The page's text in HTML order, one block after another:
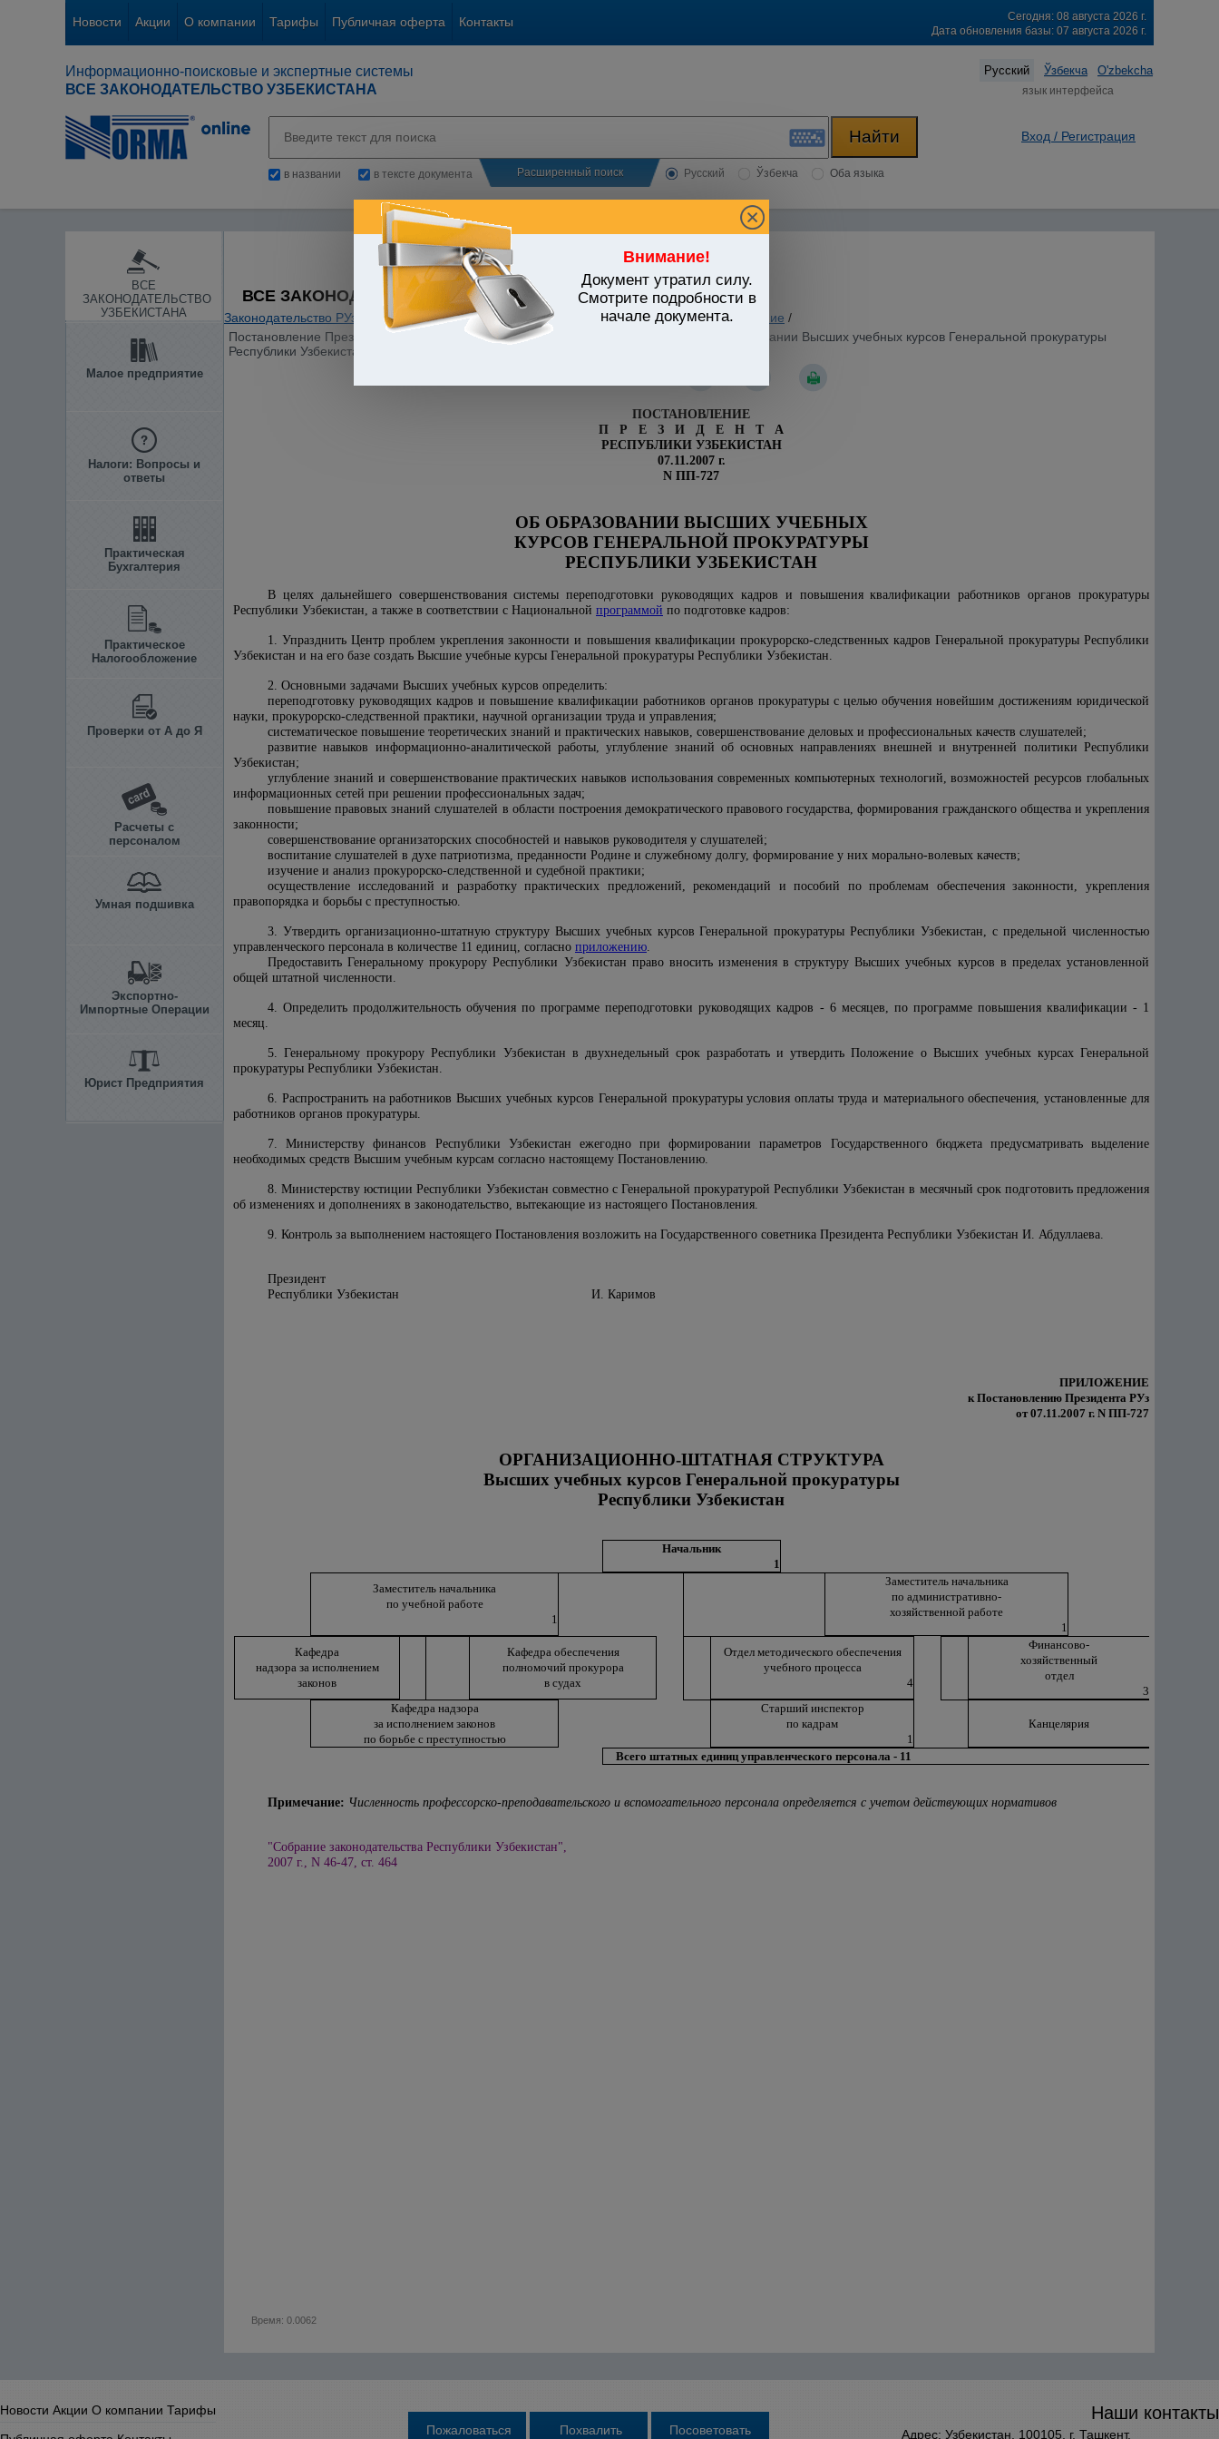
Новости Акции О компании Тарифы Публичная оферта Контакты
Сегодня: 08 августа 2026 г.
Дата обновления базы: 07 августа 2026 г.
Информационно-поисковые и экспертные системы
ВСЕ ЗАКОНОДАТЕЛЬСТВО УЗБЕКИСТАНА
Русский Ўзбекча O'zbekcha
язык интерфейса
в названии в тексте документа Расширенный поиск Русский Ўзбекча Оба языка
Вход / Регистрация
ВСЕ
ЗАКОНОДАТЕЛЬСТВО
УЗБЕКИСТАНА
Малое предприятие
Налоги: Вопросы и
ответы
Практическая
Бухгалтерия
Практическое
Налогообложение
Проверки от А до Я
Расчеты с
персоналом
Умная подшивка
Экспортно-
Импортные Операции
Юрист Предприятия
Внимание!
Документ утратил силу.
Смотрите подробности в
начале документа.
ВСЕ ЗАКОНОДАТЕЛЬСТВО УЗБЕКИСТАНА
Законодательство РУз Образование. Наука. Культура / Утратившие силу акты / Образование /
Постановление Президента Республики Узбекистан от 07.11.2007 г. N ПП-727 "Об образовании Высших учебных курсов Генеральной прокуратуры
Республики Узбекистан"
ПОСТАНОВЛЕНИЕ
П Р Е З И Д Е Н Т А
РЕСПУБЛИКИ УЗБЕКИСТАН
07.11.2007 г.
N ПП-727
ОБ ОБРАЗОВАНИИ ВЫСШИХ УЧЕБНЫХ
КУРСОВ ГЕНЕРАЛЬНОЙ ПРОКУРАТУРЫ
РЕСПУБЛИКИ УЗБЕКИСТАН
В целях дальнейшего совершенствования системы переподготовки руководящих кадров и повышения квалификации работников органов прокуратуры
Республики Узбекистан, а также в соответствии с Национальной программой по подготовке кадров:
1. Упразднить Центр проблем укрепления законности и повышения квалификации прокурорско-следственных кадров Генеральной прокуратуры Республики
Узбекистан и на его базе создать Высшие учебные курсы Генеральной прокуратуры Республики Узбекистан.
2. Основными задачами Высших учебных курсов определить:
переподготовку руководящих кадров и повышение квалификации работников органов прокуратуры с целью обучения новейшим достижениям юридической
науки, прокурорско-следственной практики, научной организации труда и управления;
систематическое повышение теоретических знаний и практических навыков, совершенствование деловых и профессиональных качеств слушателей;
развитие навыков информационно-аналитической работы, углубление знаний об основных направлениях внешней и внутренней политики Республики
Узбекистан;
углубление знаний и совершенствование практических навыков использования современных компьютерных технологий, возможностей ресурсов глобальных
информационных сетей при решении профессиональных задач;
повышение правовых знаний слушателей в области построения демократического правового государства, формирования гражданского общества и укрепления
законности;
совершенствование организаторских способностей и навыков руководителя у слушателей;
воспитание слушателей в духе патриотизма, преданности Родине и служебному долгу, формирование у них морально-волевых качеств;
изучение и анализ прокурорско-следственной и судебной практики;
осуществление исследований и разработку практических предложений, рекомендаций и пособий по проблемам обеспечения законности, укрепления
правопорядка и борьбы с преступностью.
3. Утвердить организационно-штатную структуру Высших учебных курсов Генеральной прокуратуры Республики Узбекистан, с предельной численностью
управленческого персонала в количестве 11 единиц, согласно приложению.
Предоставить Генеральному прокурору Республики Узбекистан право вносить изменения в структуру Высших учебных курсов в пределах установленной
общей штатной численности.
4. Определить продолжительность обучения по программе переподготовки руководящих кадров - 6 месяцев, по программе повышения квалификации - 1
месяц.
5. Генеральному прокурору Республики Узбекистан в двухнедельный срок разработать и утвердить Положение о Высших учебных курсах Генеральной
прокуратуры Республики Узбекистан.
6. Распространить на работников Высших учебных курсов Генеральной прокуратуры условия оплаты труда и материального обеспечения, установленные для
работников органов прокуратуры.
7. Министерству финансов Республики Узбекистан ежегодно при формировании параметров Государственного бюджета предусматривать выделение
необходимых средств Высшим учебным курсам согласно настоящему Постановлению.
8. Министерству юстиции Республики Узбекистан совместно с Генеральной прокуратурой Республики Узбекистан в месячный срок подготовить предложения
об изменениях и дополнениях в законодательство, вытекающие из настоящего Постановления.
9. Контроль за выполнением настоящего Постановления возложить на Государственного советника Президента Республики Узбекистан И. Абдуллаева.
Президент
Республики Узбекистан И. Каримов
ПРИЛОЖЕНИЕ
к Постановлению Президента РУз
от 07.11.2007 г. N ПП-727
ОРГАНИЗАЦИОННО-ШТАТНАЯ СТРУКТУРА
Высших учебных курсов Генеральной прокуратуры
Республики Узбекистан
Начальник
1
Заместитель начальника
по учебной работе
1
Заместитель начальника
по административно-
хозяйственной работе
1
Кафедра
надзора за исполнением
законов
Кафедра обеспечения
полномочий прокурора
в судах
Отдел методического обеспечения
учебного процесса
4
Финансово-
хозяйственный
отдел
3
Кафедра надзора
за исполнением законов
по борьбе с преступностью
Старший инспектор
по кадрам
1
Канцелярия
Всего штатных единиц управленческого персонала - 11
Примечание: Численность профессорско-преподавательского и вспомогательного персонала определяется с учетом действующих нормативов
"Собрание законодательства Республики Узбекистан",
2007 г., N 46-47, ст. 464
Время: 0.0062
Новости Акции О компании Тарифы
Наши контакты
Адрес: Узбекистан, 100105, г. Ташкент,